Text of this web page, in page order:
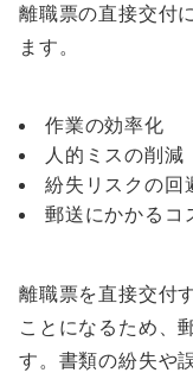
離職票の直接交付
ます。
作業の効率化
人的ミスの削減
紛失リスクの回
郵送にかかるコ
離職票を直接交付
ことになるため、
す。書類の紛失や